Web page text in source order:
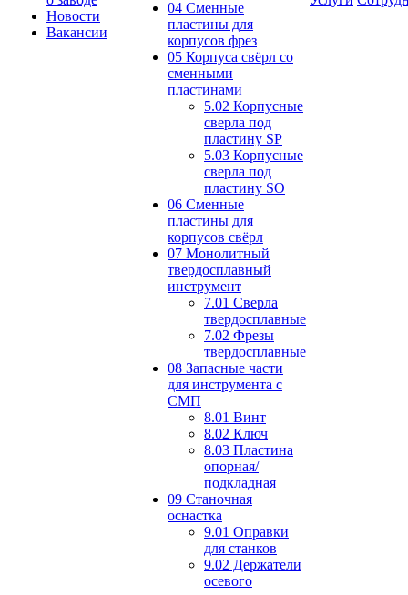
Новости
Вакансии
04 Сменные
пластины для
корпусов фрез
05 Корпуса свёрл со
сменными
пластинами
5.02 Корпусные
сверла под
пластину SP
5.03 Корпусные
сверла под
пластину SO
06 Сменные
пластины для
корпусов свёрл
07 Монолитный
твердосплавный
инструмент
7.01 Сверла
твердосплавные
7.02 Фрезы
твердосплавные
08 Запасные части
для инструмента с
СМП
8.01 Винт
8.02 Ключ
8.03 Пластина
опорная/
подкладная
09 Станочная
оснастка
9.01 Оправки
для станков
9.02 Держатели
осевого